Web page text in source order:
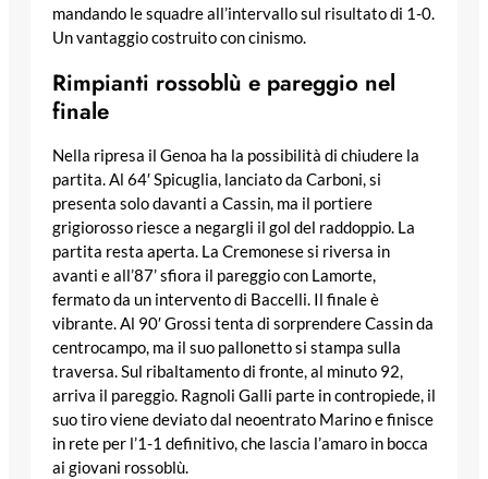
mandando le squadre all’intervallo sul risultato di 1-0.
Un vantaggio costruito con cinismo.
Rimpianti rossoblù e pareggio nel
finale
Nella ripresa il Genoa ha la possibilità di chiudere la
partita. Al 64′ Spicuglia, lanciato da Carboni, si
presenta solo davanti a Cassin, ma il portiere
grigiorosso riesce a negargli il gol del raddoppio. La
partita resta aperta. La Cremonese si riversa in
avanti e all’87’ sfiora il pareggio con Lamorte,
fermato da un intervento di Baccelli. Il finale è
vibrante. Al 90′ Grossi tenta di sorprendere Cassin da
centrocampo, ma il suo pallonetto si stampa sulla
traversa. Sul ribaltamento di fronte, al minuto 92,
arriva il pareggio. Ragnoli Galli parte in contropiede, il
suo tiro viene deviato dal neoentrato Marino e finisce
in rete per l’1-1 definitivo, che lascia l’amaro in bocca
ai giovani rossoblù.